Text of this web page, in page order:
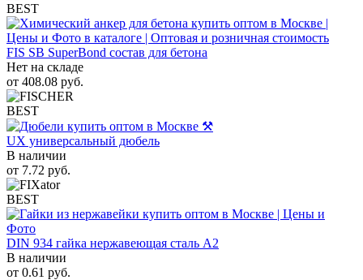
BEST
FIS SB SuperBond состав для бетона
Нет на складе
от 408.08 руб.
BEST
UX универсальный дюбель
В наличии
от 7.72 руб.
BEST
DIN 934 гайка нержавеющая сталь A2
В наличии
от 0.61 руб.